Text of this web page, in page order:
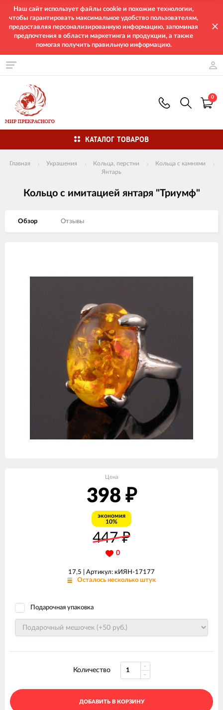
Наш сайт использует файлы cookie и похожие технологии,
чтобы гарантировать максимальное удобство пользователям,
предоставляя персонализированную информацию, запоминая
предпочтения в области маркетинга и продукции, а также
помогая получить правильную информацию.
0
КАТАЛОГ ТОВАРОВ
Главная Украшения Кольца, перстни
Кольца с камнями
Янтарь
Кольцо с имитацией янтаря "Триумф"
Обзор Отзывы
Цена
398 ₽
экономия
10%
447₽
0
17,5 | Артикул: кИЯН-17177
Осталось несколько штук
Подарочная упаковка
Количество
ДОБАВИТЬ В КОРЗИНУ